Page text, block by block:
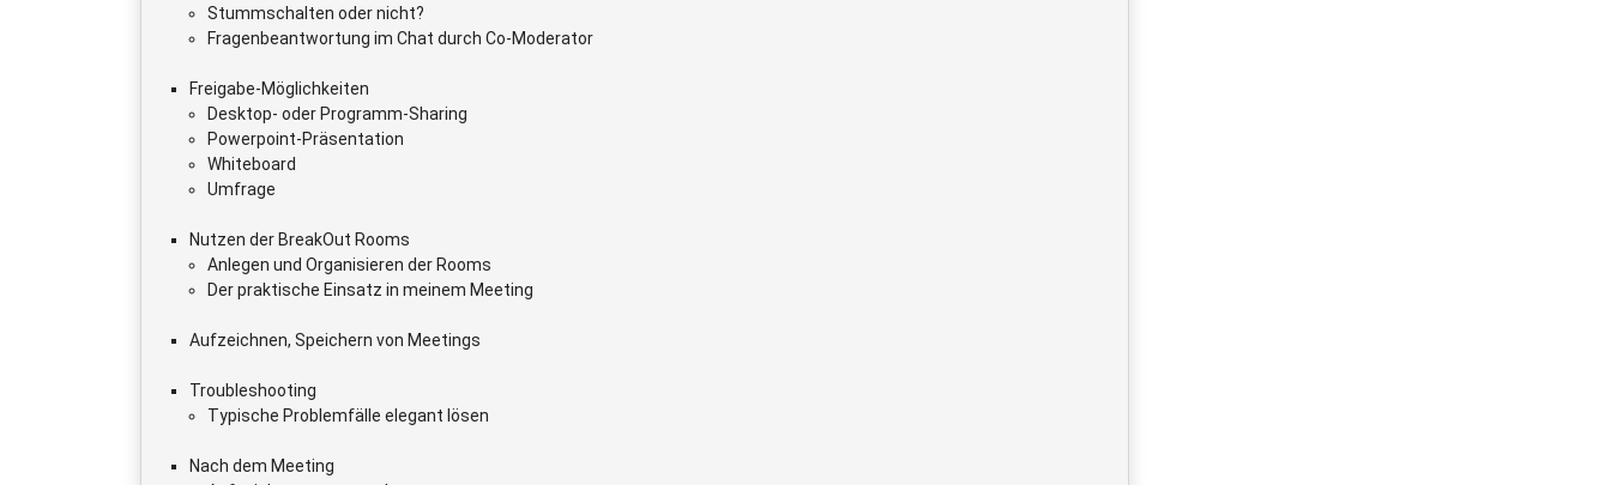
Stummschalten oder nicht?
Fragenbeantwortung im Chat durch Co-Moderator
Freigabe-Möglichkeiten
Desktop- oder Programm-Sharing
Powerpoint-Präsentation
Whiteboard
Umfrage
Nutzen der BreakOut Rooms
Anlegen und Organisieren der Rooms
Der praktische Einsatz in meinem Meeting
Aufzeichnen, Speichern von Meetings
Troubleshooting
Typische Problemfälle elegant lösen
Nach dem Meeting